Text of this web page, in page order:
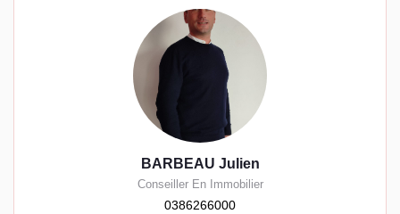
BARBEAU Julien
Conseiller En Immobilier
0386266000